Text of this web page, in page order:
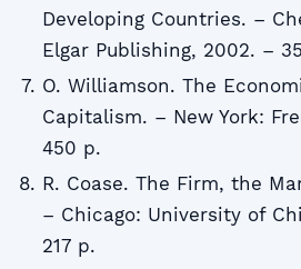
Developing Countries. –
Elgar Publishing, 2002. –
O. Williamson. The
Capitalism. – New York:
450 p.
R. Coase. The Firm, the
– Chicago: University of
217 p.